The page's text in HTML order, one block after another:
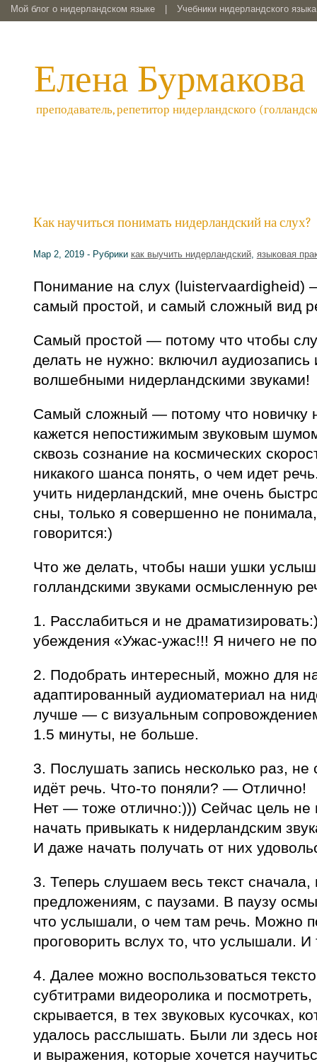
Мой блог о нидерландском языке Учебники нидерландского
Елена Бурмакова
преподаватель, репетитор нидерландского
Как научиться понимать нидерландский на слух?
Мар 2, 2019 - Рубрики как выучить нидерландский, языковая
Понимание на слух (luistervaardigheid)
самый простой, и самый сложный вид
Самый простой — потому что чтобы
делать не нужно: включил
волшебными нидерландскими звуками!
Самый сложный — потому что новичку
кажется непостижимым звуковым
сквозь сознание на космических
никакого шанса понять, о чем идет
учить нидерландский, мне очень
сны, только я совершенно не
говорится:)
Что же делать, чтобы наши ушки
голландскими звуками осмысленную
1. Расслабиться и не
убеждения «Ужас-ужас!!! Я ничего не
2. Подобрать интересный, можно для
адаптированный аудиоматериал на
лучше — с визуальным
1.5 минуты, не больше.
3. Послушать запись несколько раз, не
идёт речь. Что-то поняли? — Отлично!
Нет — тоже отлично:))) Сейчас цель не
начать привыкать к нидерландским
И даже начать получать от них
3. Теперь слушаем весь текст
предложениям, с паузами. В паузу
что услышали, о чем там речь. Можно
проговорить вслух то, что услышали. И
4. Далее можно воспользоваться
субтитрами видеоролика и
скрывается, в тех звуковых кусочках,
удалось расслышать. Были ли здесь
и выражения, которые хочется